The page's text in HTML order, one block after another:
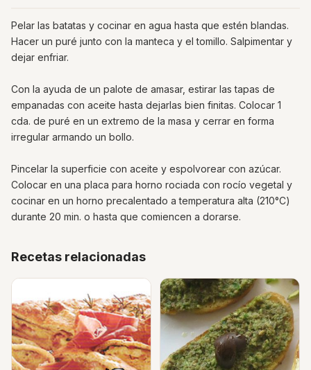
Pelar las batatas y cocinar en agua hasta que estén blandas.
Hacer un puré junto con la manteca y el tomillo. Salpimentar y
dejar enfriar.
Con la ayuda de un palote de amasar, estirar las tapas de
empanadas con aceite hasta dejarlas bien finitas. Colocar 1
cda. de puré en un extremo de la masa y cerrar en forma
irregular armando un bollo.
Pincelar la superficie con aceite y espolvorear con azúcar.
Colocar en una placa para horno rociada con rocío vegetal y
cocinar en un horno precalentado a temperatura alta (210°C)
durante 20 min. o hasta que comiencen a dorarse.
Recetas relacionadas